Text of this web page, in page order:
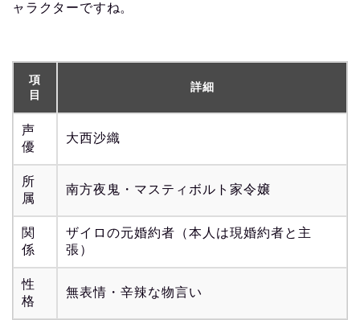
ャラクターですね。
項
目
詳細
声
優
大西沙織
所
属
南方夜鬼・マスティボルト家令嬢
関
係
ザイロの元婚約者（本人は現婚約者と主
張）
性
格
無表情・辛辣な物言い